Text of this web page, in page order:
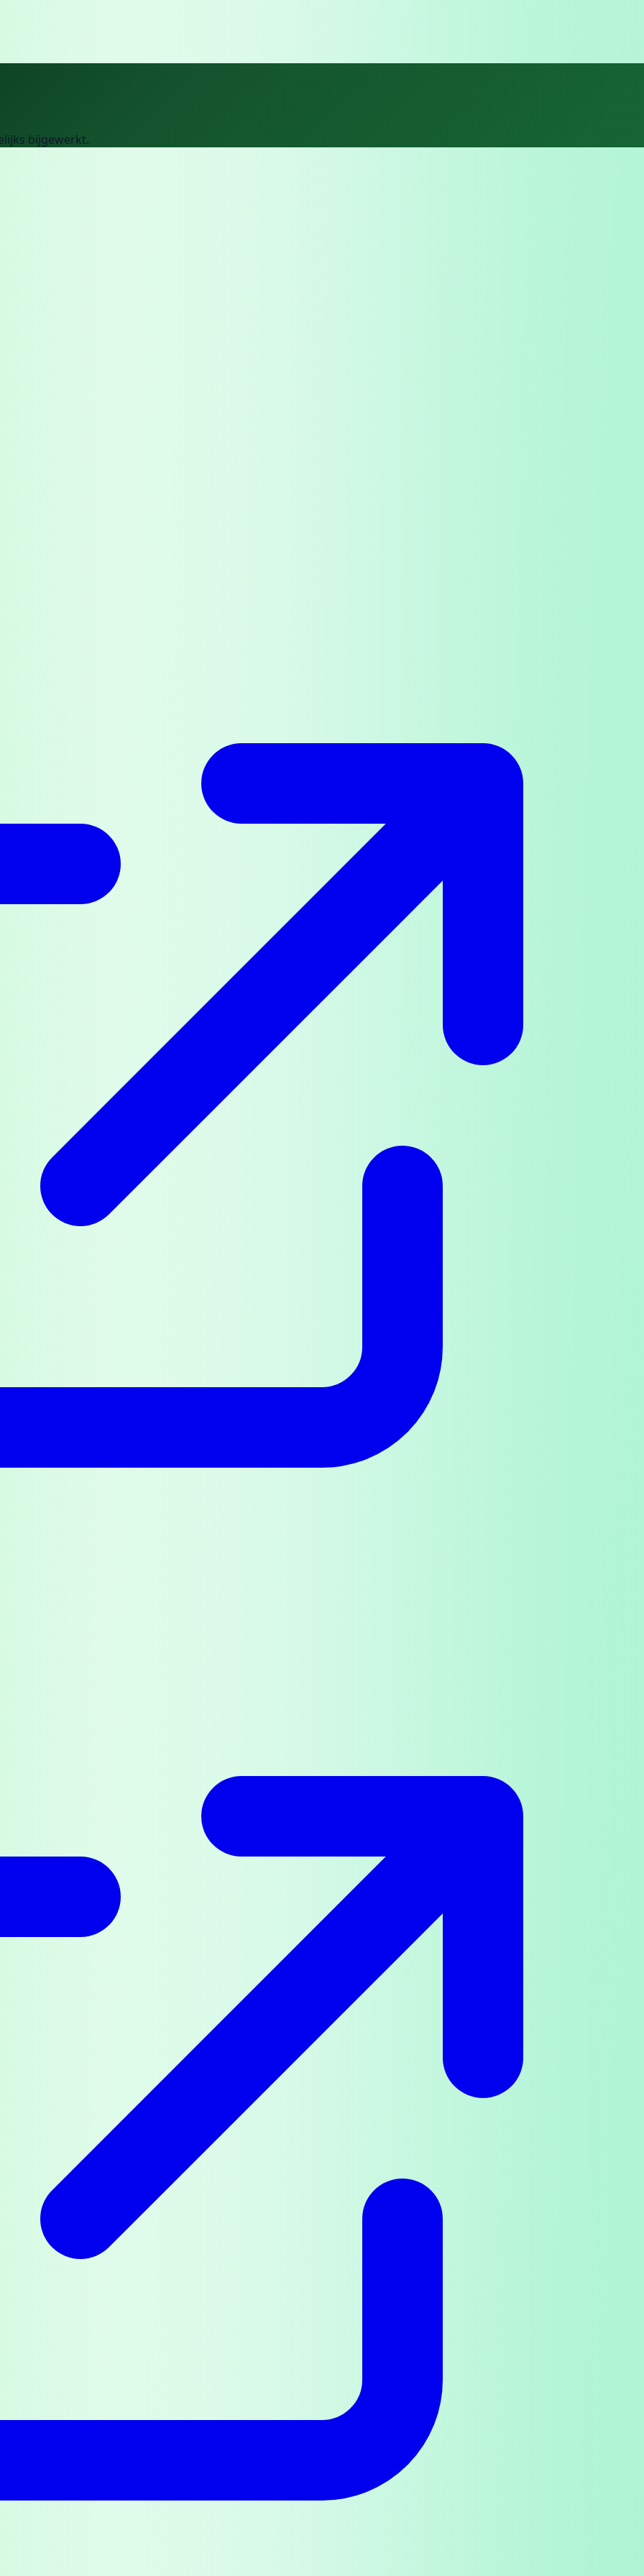
bijgewerkt.